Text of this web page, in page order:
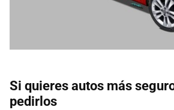
Si quieres autos más
pedirlos